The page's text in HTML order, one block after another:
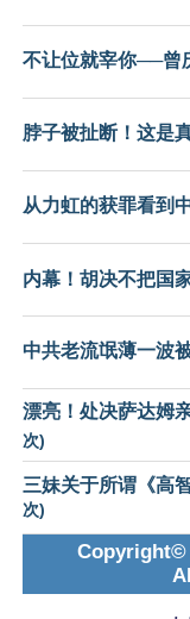
不让位就宰你──曾
脖子被扯断！这是
从力虹的获罪看到
内幕！胡决不把国
中共老流氓薄一波
漂亮！处决萨达姆
次)
三妹关于所谓《高
次)
Copyright©